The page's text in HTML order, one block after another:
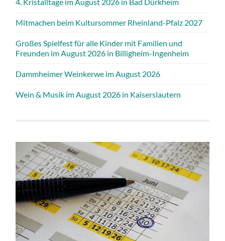
Mitmachen beim Kultursommer Rheinland-Pfalz 2027
Großes Spielfest für alle Kinder mit Familien und
Freunden im August 2026 in Billigheim-Ingenheim
Dammheimer Weinkerwe im August 2026
Wein & Musik im August 2026 in Kaiserslautern